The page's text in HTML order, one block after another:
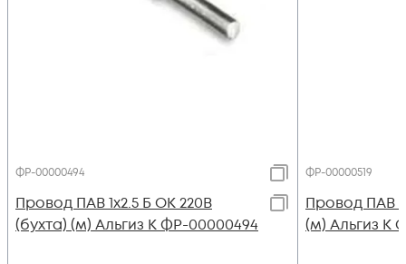
ФР-00000494
Провод ПАВ 1х2.5 Б ОК 220В
(бухта) (м) Альгиз К ФР-00000494
ФР-00000519
Провод ПАВ
(м) Альгиз К